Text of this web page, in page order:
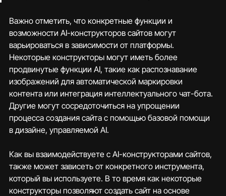
Важно отметить, что конкретные функции и
возможности AI-конструкторов сайтов могут
варьироваться в зависимости от платформы.
Некоторые конструкторы могут иметь более
продвинутые функции AI, такие как распознавание
изображений для автоматической маркировки
контента или интеграция интеллектуального чат-бота.
Другие могут сосредоточиться на упрощении
процесса создания сайта с помощью базовой помощи
в дизайне, управляемой AI.
Как вы взаимодействуете с AI-конструкторами сайтов,
также может зависеть от конкретного инструмента,
который вы используете. В то время как некоторые
конструкторы позволяют создать сайт на основе